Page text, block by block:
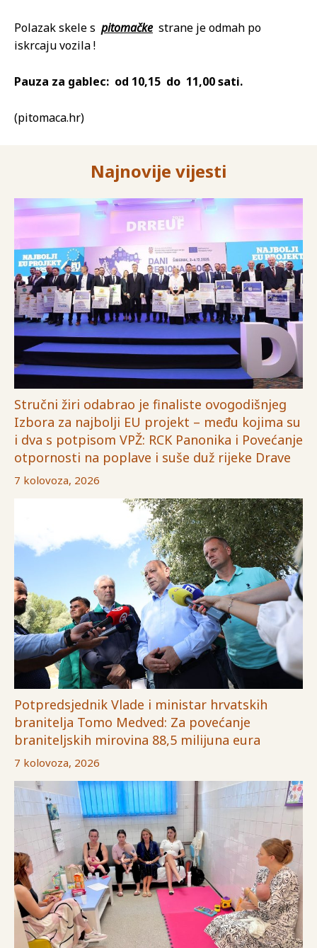
Polazak skele s pitomačkestrane je odmah po
iskrcaju vozila !
Pauza za gablec: od 10,15 do 11,00 sati.
(pitomaca.hr)
Najnovije vijesti
Stručni žiri odabrao je finaliste ovogodišnjeg
Izbora za najbolji EU projekt – među kojima su
i dva s potpisom VPŽ: RCK Panonika i Povećanje
otpornosti na poplave i suše duž rijeke Drave
7 kolovoza, 2026
Potpredsjednik Vlade i ministar hrvatskih
branitelja Tomo Medved: Za povećanje
braniteljskih mirovina 88,5 milijuna eura
7 kolovoza, 2026